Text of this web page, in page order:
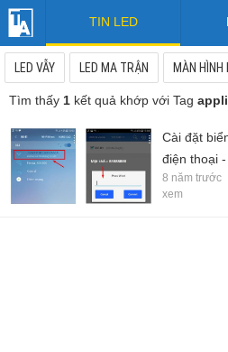
TIN LED
LED VẪY LED MA TRẬN MÀN HÌNH
Tìm thấy 1 kết quả khớp với Tag
Cài đặt
điện thoại
8 năm trước
xem